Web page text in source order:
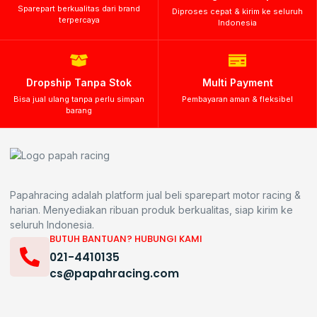
Sparepart berkualitas dari brand
terpercaya
Diproses cepat & kirim ke seluruh
Indonesia
Dropship Tanpa Stok
Bisa jual ulang tanpa perlu simpan
barang
Multi Payment
Pembayaran aman & fleksibel
Papahracing adalah platform jual beli sparepart motor racing &
harian. Menyediakan ribuan produk berkualitas, siap kirim ke
seluruh Indonesia.
BUTUH BANTUAN? HUBUNGI KAMI
021-4410135
cs@papahracing.com